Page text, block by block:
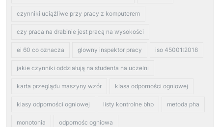
czynniki uciążliwe przy pracy z komputerem
czy praca na drabinie jest pracą na wysokości
ei 60 co oznacza glowny inspektor pracy iso 45001:2018
jakie czynniki oddziałują na studenta na uczelni
karta przeglądu maszyny wzór klasa odporności ogniowej
klasy odporności ogniowej listy kontrolne bhp metoda pha
monotonia odpornośc ogniowa